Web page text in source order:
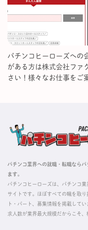
パチンコヒーローズへの
がある方は株式会社ファ
さい！様々なお仕事をご
パチンコ業界への就職・転職なら
ます。
パチンコヒーローズは、パチンコ
サイトです。ほぼすべての職を取
ト・パート、募集情報を掲載して
求人数が業界最大規模だからこそ